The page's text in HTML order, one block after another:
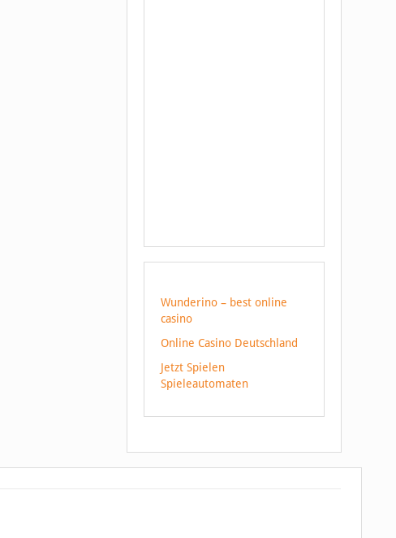
Wunderino – best online
casino
Online Casino Deutschland
Jetzt Spielen
Spieleautomaten